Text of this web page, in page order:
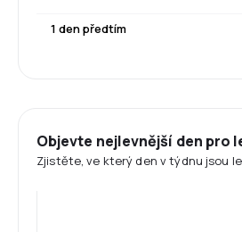
1 den předtím
Objevte nejlevnější den pro
Zjistěte, ve který den v týdnu jsou